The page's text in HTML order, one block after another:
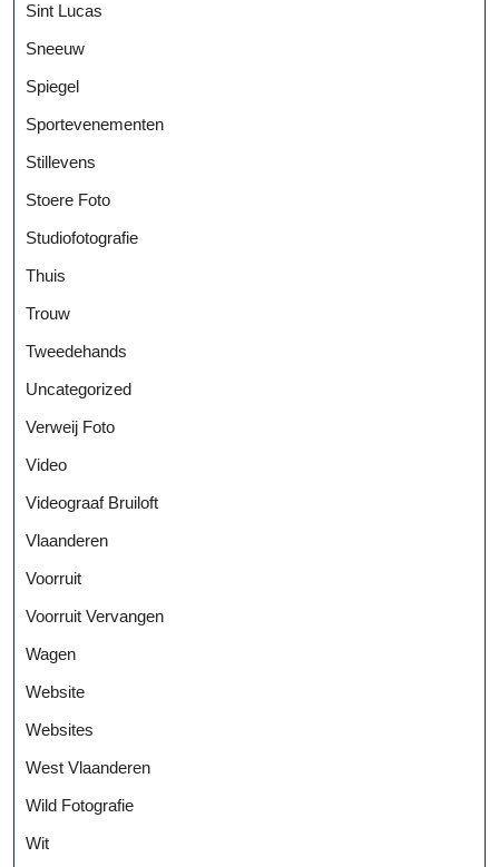
Sint Lucas
Sneeuw
Spiegel
Sportevenementen
Stillevens
Stoere Foto
Studiofotografie
Thuis
Trouw
Tweedehands
Uncategorized
Verweij Foto
Video
Videograaf Bruiloft
Vlaanderen
Voorruit
Voorruit Vervangen
Wagen
Website
Websites
West Vlaanderen
Wild Fotografie
Wit